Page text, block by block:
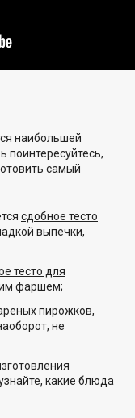
наибольшей
поинтересуйтесь,
самый
сдобное тесто
выпечки,
тесто для
фаршем;
пирожков,
не
какие блюда